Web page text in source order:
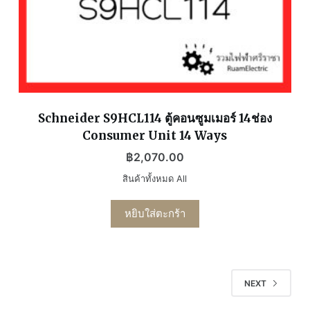
Schneider S9HCL114 ตู้คอนซูมเมอร์ 14ช่อง
Consumer Unit 14 Ways
฿2,070.00
สินค้าทั้งหมด All
หยิบใส่ตะกร้า
NEXT